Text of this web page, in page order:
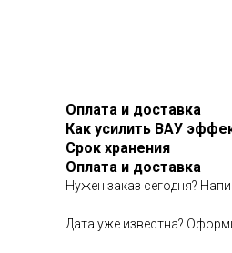
Оплата и доставка
Как усилить ВАУ
Срок хранения
Оплата и доставка
Нужен заказ сегодня?
Дата уже известна?